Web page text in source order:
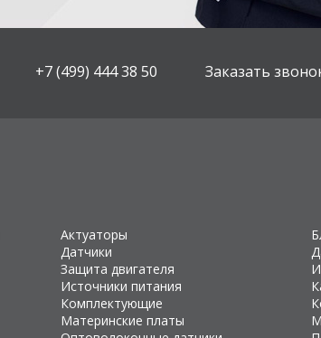
+7 (499) 444 38 50 Заказать
Актуаторы
Датчики
Защита двигателя
Источники питания
Комплектующие
Материнские платы